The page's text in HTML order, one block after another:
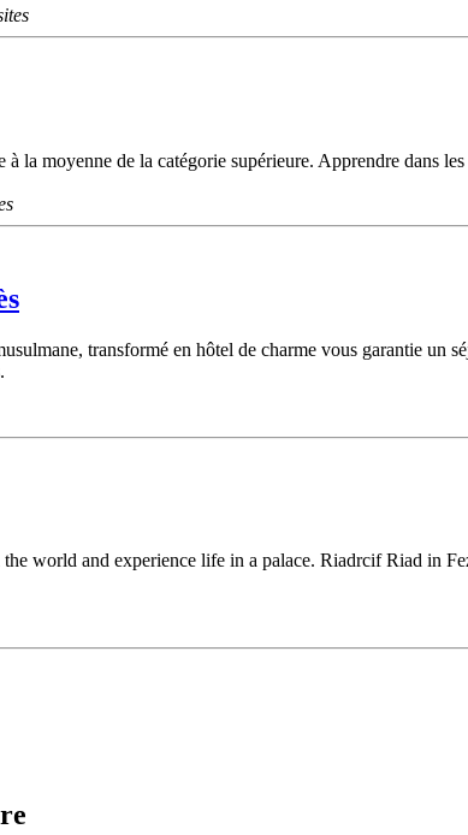
la moyenne de la catégorie supérieure. Apprendre dans
transformé en hôtel de charme vous garantie un
world and experience life in a palace. Riadrcif Riad in